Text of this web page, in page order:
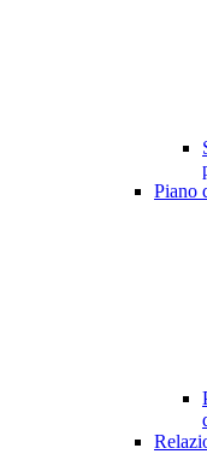
Piano